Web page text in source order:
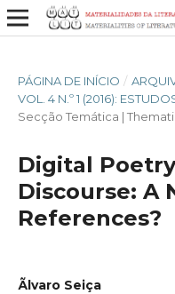
PÁGINA DE INÍCIO /
VOL. 4 N.º 1 (2016):
Secção Temática |
Digital
Discourse: A
References?
Ãlvaro Seiça